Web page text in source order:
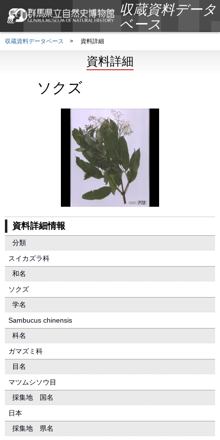
収蔵資料データ
ベース
収蔵資料データベース > 資料詳細
資料詳細
ソクズ
資料詳細情報
分類
スイカズラ科
和名
ソクズ
学名
Sambucus chinensis
科名
ガマズミ科
目名
マツムシソウ目
採集地 国名
日本
採集地 県名